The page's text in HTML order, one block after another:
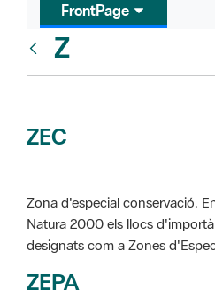
FrontPage
Z
ZEC
Zona d'especial conservació.
Natura 2000 els llocs
designats com a Zones
ZEPA